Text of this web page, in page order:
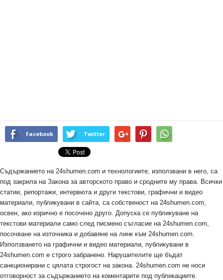
Facebook Twitter
Съдържанието на 24shumen.com и технологиите, използвани в него, са
под закрила на Закона за авторското право и сродните му права. Всички
статии, репортажи, интервюта и други текстови, графични и видео
материали, публикувани в сайта, са собственост на 24shumen.com,
освен, ако изрично е посочено друго. Допуска се публикуване на
текстови материали само след писмено съгласие на 24shumen.com,
посочване на източника и добавяне на линк към 24shumen.com.
Използването на графични и видео материали, публикувани в
24shumen.com е строго забранено. Нарушителите ще бъдат
санкционирани с цялата строгост на закона. 24shumen.com не носи
отговорност за съдържанието на коментарите под публикациите.